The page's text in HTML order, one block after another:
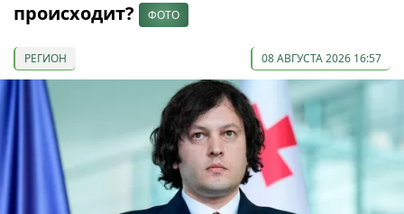
происходит?
ФОТО
РЕГИОН 08 АВГУСТА 2026 16:57